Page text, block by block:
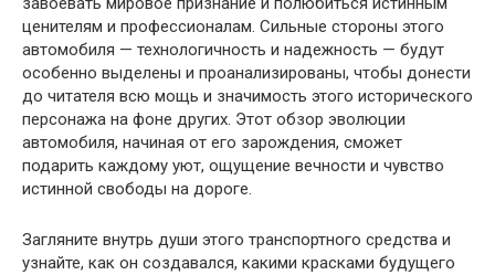
ценителям и профессионалам. Сильные стороны этого
автомобиля — технологичность и надежность — будут
особенно выделены и проанализированы, чтобы донести
до читателя всю мощь и значимость этого исторического
персонажа на фоне других. Этот обзор эволюции
автомобиля, начиная от его зарождения, сможет
подарить каждому уют, ощущение вечности и чувство
истинной свободы на дороге.
Загляните внутрь души этого транспортного средства и
узнайте, как он создавался, какими красками будущего